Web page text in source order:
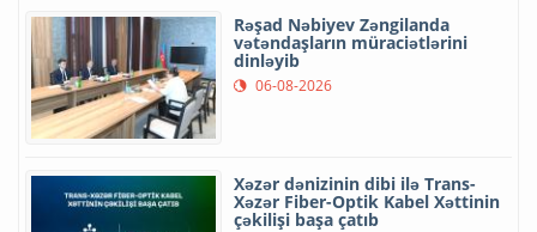
Rəşad Nəbiyev Zəngilanda
vətəndaşların müraciətlərini
dinləyib
06-08-2026
Xəzər dənizinin dibi ilə Trans-
Xəzər Fiber-Optik Kabel Xəttinin
çəkilişi başa çatıb